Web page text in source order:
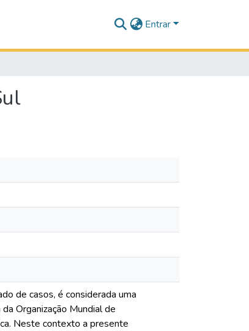
Entrar
de casos, é considerada uma
Organização Mundial de
Neste contexto a presente